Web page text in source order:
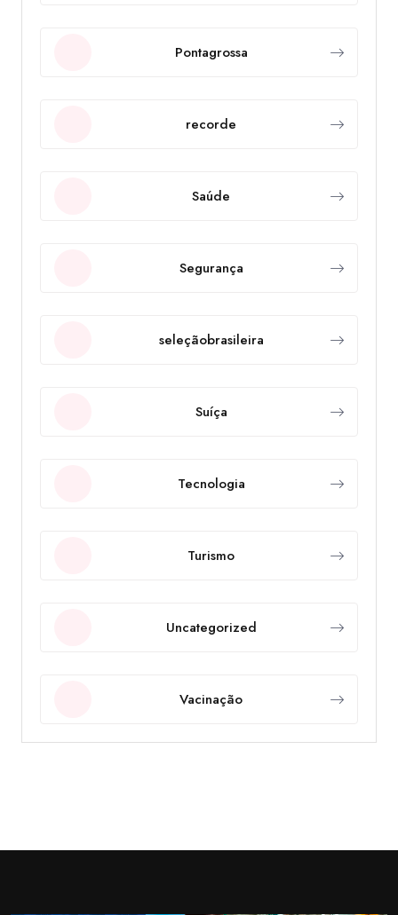
Pontagrossa
recorde
Saúde
Segurança
seleçãobrasileira
Suíça
Tecnologia
Turismo
Uncategorized
Vacinação